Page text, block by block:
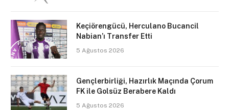
Keçiörengücü, Herculano Bucancil
Nabian’ı Transfer Etti
5 Ağustos 2026
Gençlerbirliği, Hazırlık Maçında Çorum
FK ile Golsüz Berabere Kaldı
5 Ağustos 2026